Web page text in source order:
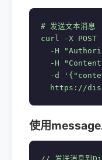
# 发送文本消息
curl -X POST
-H
-H
-d
https://
使用